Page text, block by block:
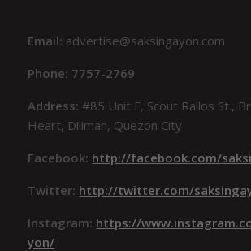
Email: advertise@saksingayon.com
Phone: 7757-2769
Address:#85 Unit F, Scout Rallos St.,
Heart, Diliman, Quezon City
Facebook: http://facebook.com/
Twitter: http://twitter.com/
Instagram: https://
yon/